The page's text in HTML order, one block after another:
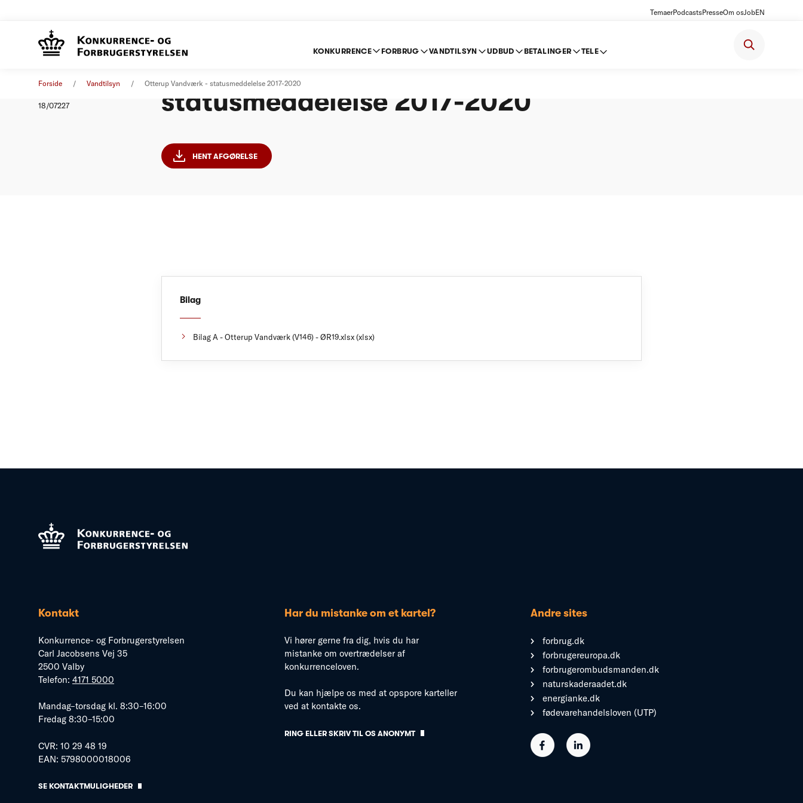
TemaerPodcastsPresseOm osJobEN
KONKURRENCE FORBRUG VANDTILSYN UDBUD BETALINGER TELE
Forside Vandtilsyn Otterup Vandværk - statusmeddelelse 2017-2020
18/07227
statusmeddelelse 2017-2020
HENT AFGØRELSE
Bilag
Bilag A - Otterup Vandværk (V146) - ØR19.xlsx (xlsx)
Kontakt
Konkurrence- og Forbrugerstyrelsen
Carl Jacobsens Vej 35
2500 Valby
Telefon: 4171 5000
Mandag–torsdag kl. 8:30–16:00
Fredag 8:30–15:00
CVR: 10 29 48 19
EAN: 5798000018006
SE KONTAKTMULIGHEDER
Har du mistanke om et kartel?
Vi hører gerne fra dig, hvis du har
mistanke om overtrædelser af
konkurrenceloven.
Du kan hjælpe os med at opspore karteller
ved at kontakte os.
RING ELLER SKRIV TIL OS ANONYMT
Andre sites
forbrug.dk
forbrugereuropa.dk
forbrugerombudsmanden.dk
naturskaderaadet.dk
energianke.dk
fødevarehandelsloven (UTP)